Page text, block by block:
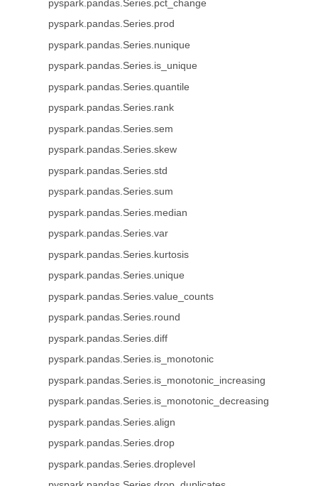
pyspark.pandas.Series.pct_change
pyspark.pandas.Series.prod
pyspark.pandas.Series.nunique
pyspark.pandas.Series.is_unique
pyspark.pandas.Series.quantile
pyspark.pandas.Series.rank
pyspark.pandas.Series.sem
pyspark.pandas.Series.skew
pyspark.pandas.Series.std
pyspark.pandas.Series.sum
pyspark.pandas.Series.median
pyspark.pandas.Series.var
pyspark.pandas.Series.kurtosis
pyspark.pandas.Series.unique
pyspark.pandas.Series.value_counts
pyspark.pandas.Series.round
pyspark.pandas.Series.diff
pyspark.pandas.Series.is_monotonic
pyspark.pandas.Series.is_monotonic_increasing
pyspark.pandas.Series.is_monotonic_decreasing
pyspark.pandas.Series.align
pyspark.pandas.Series.drop
pyspark.pandas.Series.droplevel